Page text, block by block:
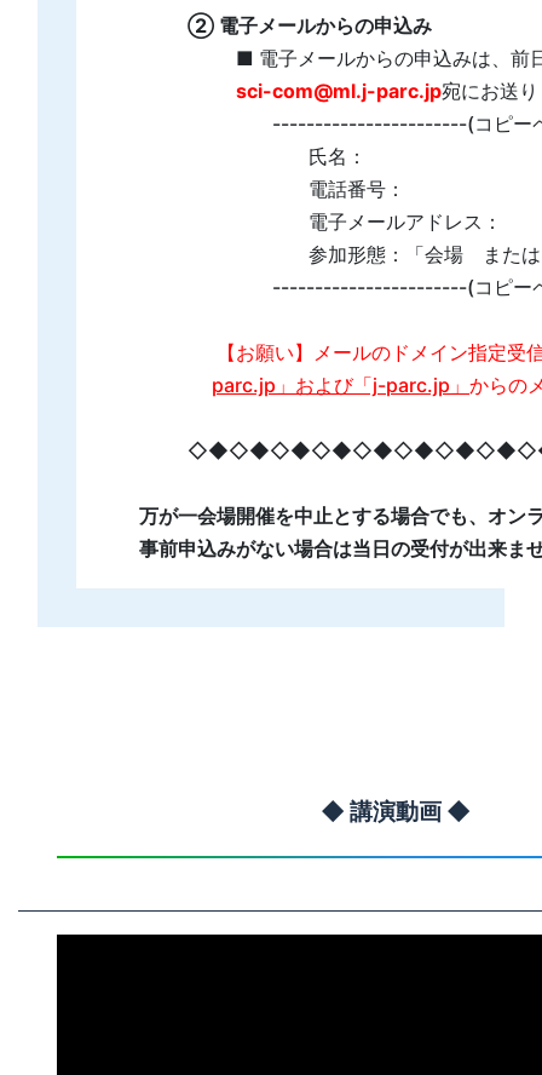
② 電子メールからの申込み
■ 電子メールからの申込みは、前
sci-com@ml.j-parc.jp宛にお送
-----------------------(コピー
氏名：
電話番号：
電子メールアドレス：
参加形態：「会場 また
-----------------------(コピー
【お願い】メールのドメイン指定受
parc.jp」および「j-parc.jp」 からの
万が一会場開催を中止とする場合でも、オン
事前申込みがない場合は当日の受付が出来ま
◆ 講演動画 ◆